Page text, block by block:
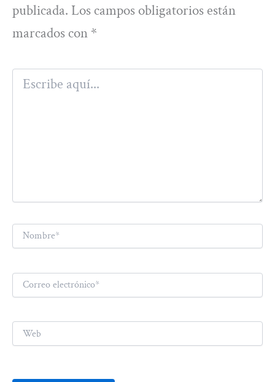
publicada. Los campos obligatorios están
marcados con *
aquí...
Nombre*
Correo
electrónico*